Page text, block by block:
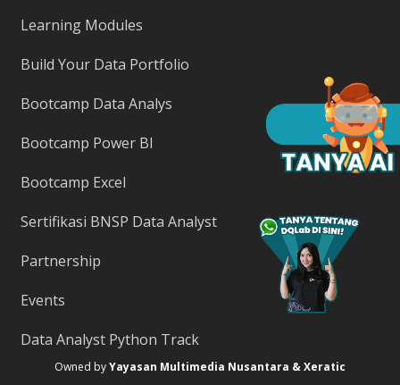
Learning Modules
Build Your Data Portfolio
Bootcamp Data Analys
Bootcamp Power BI
Bootcamp Excel
Sertifikasi BNSP Data Analyst
Partnership
Events
Data Analyst Python Track
Owned byYayasan Multimedia Nusantara & Xeratic